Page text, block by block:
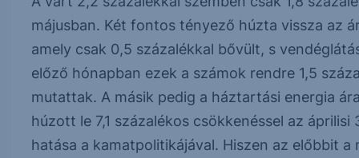
májusban. Két fontos tényező húzta vissza az
amely csak 0,5 százalékkal bővült, s
előző hónapban ezek a számok rendre 1,5
mutattak. A másik pedig a háztartási energia
húzott le 7,1 százalékos csökkenéssel az
hatása a kamatpolitikájával. Hiszen az előbbit